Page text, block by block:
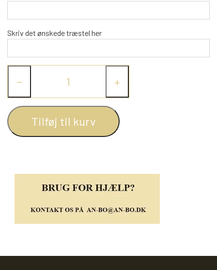
Skriv det ønskede træstel her
− +
Tilføj til kurv